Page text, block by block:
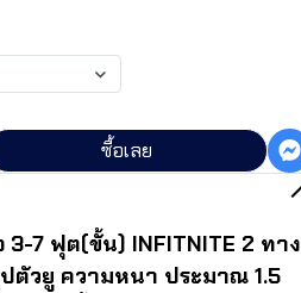
ซื้อเลย
3-7 ฟุต(ขั้น) INFITNITE 2 ทาง
ตัวยู ความหนา ประมาณ 1.5